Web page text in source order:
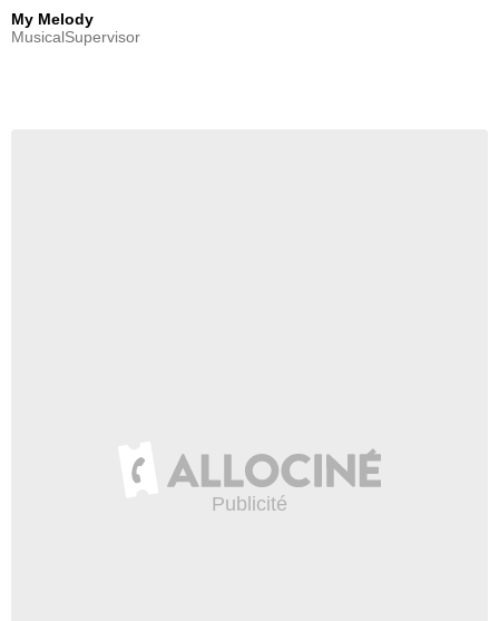
My Melody
MusicalSupervisor